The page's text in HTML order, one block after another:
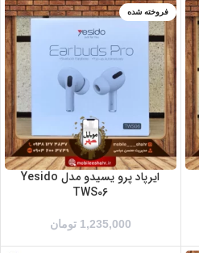
فروخته شده
ایرپاد پرو یسیدو مدل Yesido
TWS06
1,235,000 تومان